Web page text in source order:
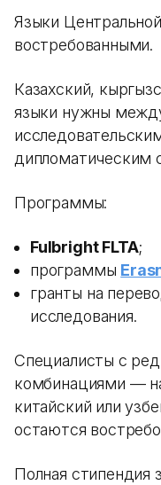
Языки
востребованными.
Казахский,
языки нужны
дипломатическим
Программы:
Fulbright FLTA;
программы
гранты на
исследования.
Специалисты с
комбинациями —
китайский или
остаются
Полная стипендия